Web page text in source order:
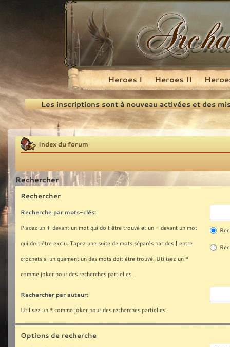
Recherche
Heroes I Heroes II
Les inscriptions sont à nouveau activées et des
Index du forum
Rechercher
Rechercher
Recherche par mots-clés:
Placez un + devant un mot qui doit être trouvé et un - devant un mot
qui doit être exclu. Tapez une suite de mots séparés par des | entre
crochets si uniquement un des mots doit être trouvé. Utilisez un *
comme joker pour des recherches partielles.
Rechercher par auteur:
Utilisez un * comme joker pour des recherches partielles.
Options de recherche